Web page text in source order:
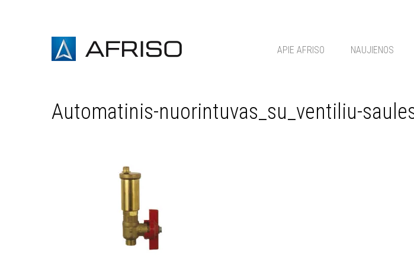
APIE AFRISO NAUJIENOS
Automatinis-nuorintuvas_su_ventiliu-